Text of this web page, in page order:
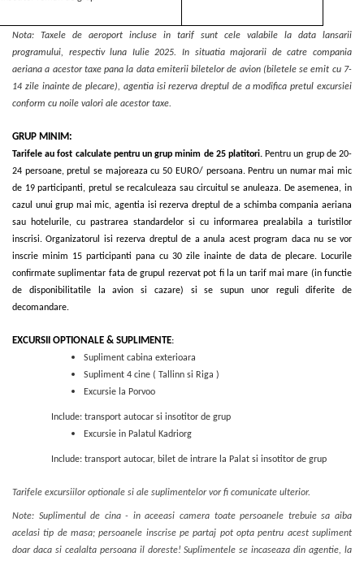
Nota: Taxele de aeroport incluse in tarif sunt cele valabile la data lansarii
programului, respectiv luna Iulie 2025. In situatia majorarii de catre compania
aeriana a acestor taxe pana la data emiterii biletelor de avion (biletele se emit cu 7-
14 zile inainte de plecare), agentia isi rezerva dreptul de a modifica pretul excursiei
conform cu noile valori ale acestor taxe.
GRUP MINIM:
Tarifele au fost calculate pentru un grup minim de 25 platitori. Pentru un grup de 20-
24 persoane, pretul se majoreaza cu 50 EURO/ persoana. Pentru un numar mai mic
de 19 participanti, pretul se recalculeaza sau circuitul se anuleaza. De asemenea, in
cazul unui grup mai mic, agentia isi rezerva dreptul de a schimba compania aeriana
sau hotelurile, cu pastrarea standardelor si cu informarea prealabila a turistilor
inscrisi. Organizatorul isi rezerva dreptul de a anula acest program daca nu se vor
inscrie minim 15 participanti pana cu 30 zile inainte de data de plecare. Locurile
confirmate suplimentar fata de grupul rezervat pot fi la un tarif mai mare (in functie
de disponibilitatile la avion si cazare) si se supun unor reguli diferite de
decomandare.
EXCURSII OPTIONALE & SUPLIMENTE:
Supliment cabina exterioara
Supliment 4 cine ( Tallinn si Riga )
Excursie la Porvoo
Include: transport autocar si insotitor de grup
Excursie in Palatul Kadriorg
Include: transport autocar, bilet de intrare la Palat si insotitor de grup
Tarifele excursiilor optionale si ale suplimentelor vor fi comunicate ulterior.
Note: Suplimentul de cina - in aceeasi camera toate persoanele trebuie sa aiba
acelasi tip de masa; persoanele inscrise pe partaj pot opta pentru acest supliment
doar daca si cealalta persoana il doreste! Suplimentele se incaseaza din agentie, la